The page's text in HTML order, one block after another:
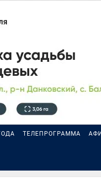
ТЕЛЕПРОГРАММА